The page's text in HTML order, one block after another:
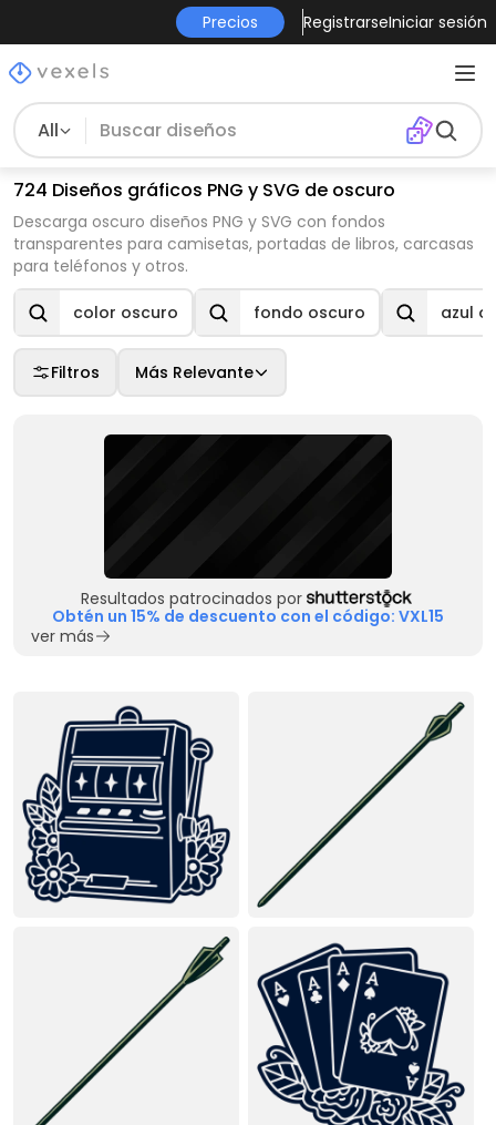
Precios RegistrarseIniciar sesión
All
724 Diseños gráficos PNG y SVG de oscuro
Descarga oscuro diseños PNG y SVG con fondos
transparentes para camisetas, portadas de libros, carcasas
para teléfonos y otros.
color oscuro fondo oscuro azul
Filtros Más Relevante
Resultados patrocinados por
Obtén un 15% de descuento con el código: VXL15
ver más